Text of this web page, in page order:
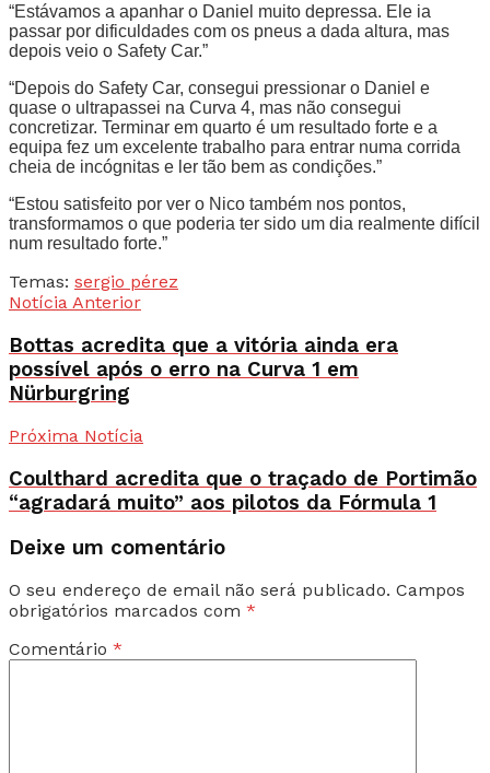
“Estávamos a apanhar o Daniel muito depressa. Ele ia
passar por dificuldades com os pneus a dada altura, mas
depois veio o Safety Car.”
“Depois do Safety Car, consegui pressionar o Daniel e
quase o ultrapassei na Curva 4, mas não consegui
concretizar. Terminar em quarto é um resultado forte e a
equipa fez um excelente trabalho para entrar numa corrida
cheia de incógnitas e ler tão bem as condições.”
“Estou satisfeito por ver o Nico também nos pontos,
transformamos o que poderia ter sido um dia realmente difícil
num resultado forte.”
Temas: sergio pérez
Notícia Anterior
Bottas acredita que a vitória ainda era
possível após o erro na Curva 1 em
Nürburgring
Próxima Notícia
Coulthard acredita que o traçado de Portimão
“agradará muito” aos pilotos da Fórmula 1
Deixe um comentário
O seu endereço de email não será publicado. Campos
obrigatórios marcados com *
Comentário *